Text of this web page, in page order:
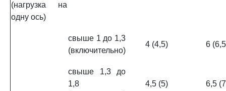
(нагрузка на
одну ось)
свыше 1 до 1,3
(включительно)
4 (4,5) 6
свыше 1,3 до
1,8
4,5 (5) 6,5